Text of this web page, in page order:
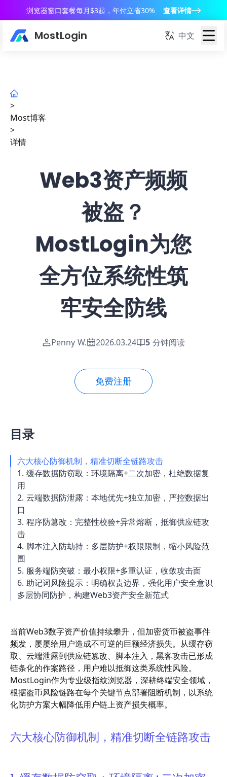
浏览器窗口套餐每月$3起，年付立省30% 查看详情
MostLogin 中文
>
Most博客
>
详情
Web3资产频频
被盗？
MostLogin为您
全方位系统性筑
牢安全防线
Penny W. 2026.03.24 5 分钟阅读
免费注册
目录
六大核心防御机制，精准切断全链路攻击
1. 缓存数据防窃取：环境隔离+二次加密，杜绝数据复
用
2. 云端数据防泄露：本地优先+独立加密，严控数据出
口
3. 程序防篡改：完整性校验+异常熔断，抵御供应链攻
击
4. 脚本注入防劫持：多层防护+权限限制，缩小风险范
围
5. 服务端防突破：最小权限+多重认证，收敛攻击面
6. 助记词风险提示：明确权责边界，强化用户安全意识
多层协同防护，构建Web3资产安全新范式
当前Web3数字资产价值持续攀升，但加密货币被盗事件
频发，屡屡给用户造成不可逆的巨额经济损失。从缓存窃
取、云端泄露到供应链篡改、脚本注入，黑客攻击已形成
链条化的作案路径，用户难以抵御这类系统性风险。
MostLogin作为专业级指纹浏览器，深耕终端安全领域，
根据盗币风险链路在每个关键节点部署阻断机制，以系统
化防护方案大幅降低用户链上资产损失概率。
六大核心防御机制，精准切断全链路攻击